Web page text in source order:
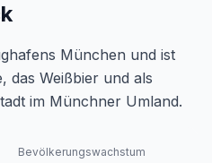
München und ist
das Weißbier und als
im Münchner Umland.
Bevölkerungswachstum